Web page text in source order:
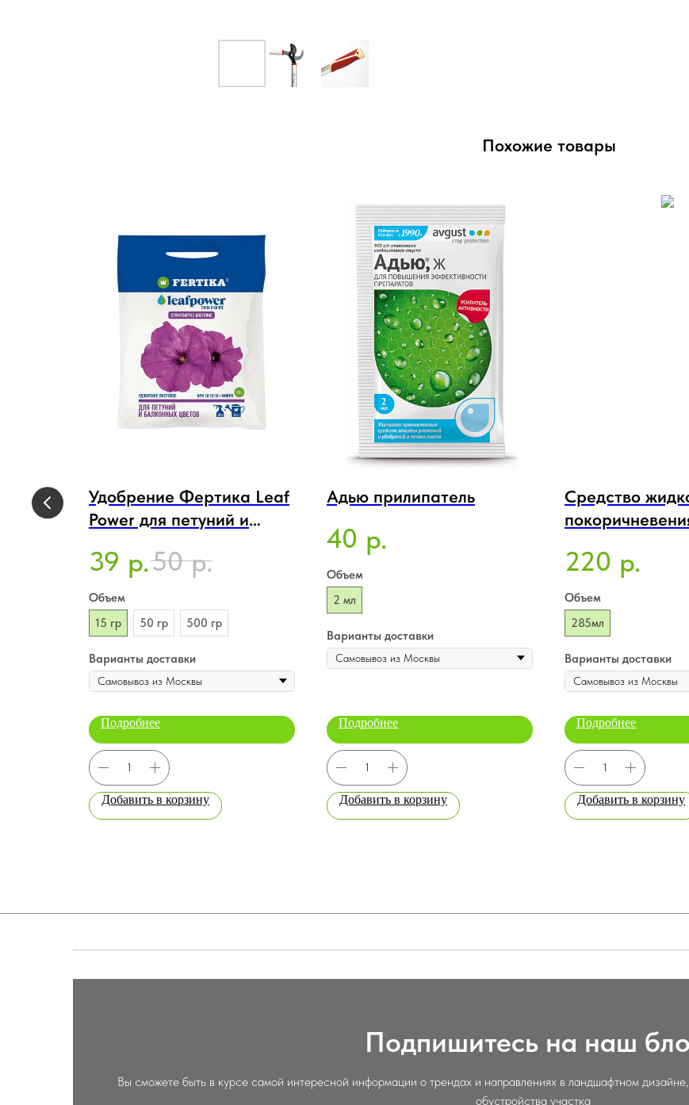
Похожие товары
Удобрение Фертика Leaf
Power для петуний и
(Fertika - Leaf Power)
39 р.50 р.
Объем
15 гр
50 гр 500 гр
Варианты доставки
Подробнее
Добавить в корзину
Адью прилипатель
40 р.
Объем
2 мл
Варианты доставки
Подробнее
Добавить в корзину
Средство
мл
220 р.
Объем
285мл
Варианты доставки
Подробнее
Добавить в корзину
Подпишитесь на наш
Вы сможете быть в курсе самой интересной информации о трендах и направлениях в ландшафтном
обустройства участка